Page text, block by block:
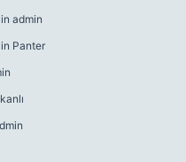
admin
Panter